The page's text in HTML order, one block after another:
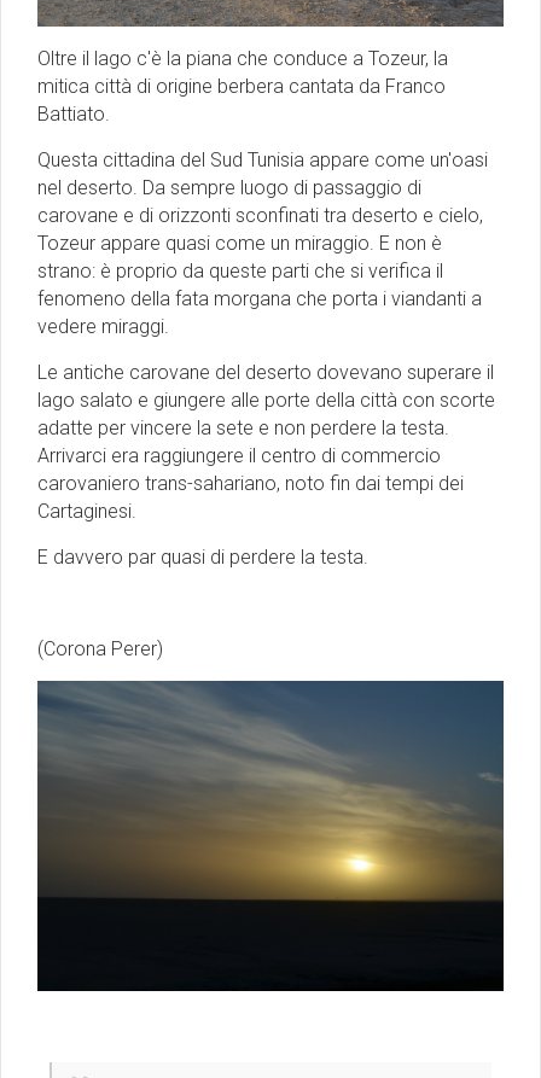
Oltre il lago c'è la piana che conduce a Tozeur, la
mitica città di origine berbera cantata da Franco
Battiato.
Questa cittadina del Sud Tunisia appare come un'oasi
nel deserto. Da sempre luogo di passaggio di
carovane e di orizzonti sconfinati tra deserto e cielo,
Tozeur appare quasi come un miraggio. E non è
strano: è proprio da queste parti che si verifica il
fenomeno della fata morgana che porta i viandanti a
vedere miraggi.
Le antiche carovane del deserto dovevano superare il
lago salato e giungere alle porte della città con scorte
adatte per vincere la sete e non perdere la testa.
Arrivarci era raggiungere il centro di commercio
carovaniero trans-sahariano, noto fin dai tempi dei
Cartaginesi.
E davvero par quasi di perdere la testa.
(Corona Perer)